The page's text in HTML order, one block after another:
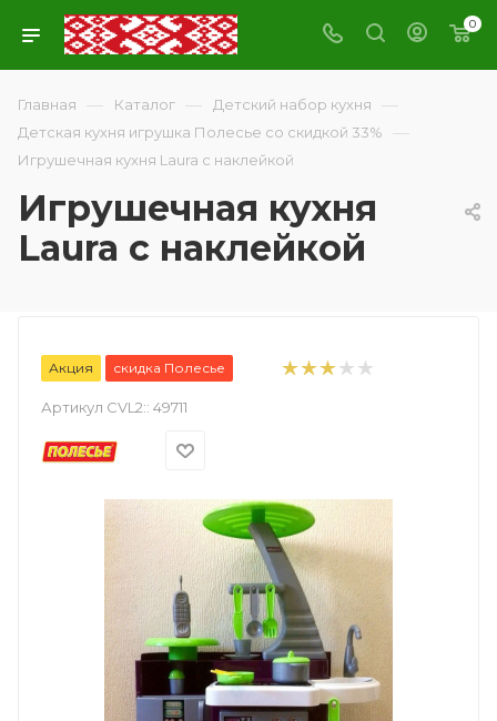
0
Главная — Каталог — Детский набор кухня —
Детская кухня игрушка Полесье со скидкой 33% —
Игрушечная кухня Laura с наклейкой
Игрушечная кухня
Laura с наклейкой
Акция скидка Полесье
Артикул CVL2:: 49711